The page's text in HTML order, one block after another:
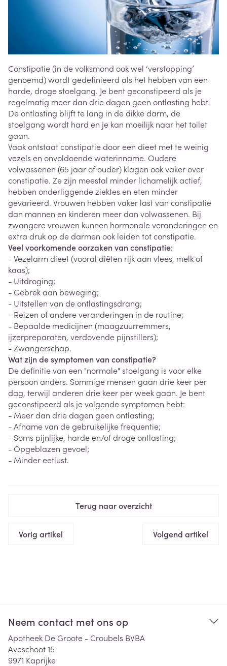
Constipatie (in de volksmond ook wel ‘verstopping’
genoemd) wordt gedefinieerd als het hebben van een
harde, droge stoelgang. Je bent geconstipeerd als je
regelmatig meer dan drie dagen geen ontlasting hebt.
De ontlasting blijft te lang in de dikke darm, de
stoelgang wordt hard en je kan moeilijk naar het toilet
gaan.
Vaak ontstaat constipatie door een dieet met te weinig
vezels en onvoldoende waterinname. Oudere
volwassenen (65 jaar of ouder) klagen ook vaker over
constipatie. Ze zijn meestal minder lichamelijk actief,
hebben onderliggende ziektes en eten minder
gevarieerd. Vrouwen hebben vaker last van constipatie
dan mannen en kinderen meer dan volwassenen. Bij
zwangere vrouwen kunnen hormonale veranderingen en
extra druk op de darmen ook leiden tot constipatie.
Veel voorkomende oorzaken van constipatie:
- Vezelarm dieet (vooral diëten rijk aan vlees, melk of
kaas);
- Uitdroging;
- Gebrek aan beweging;
- Uitstellen van de ontlastingsdrang;
- Reizen of andere veranderingen in de routine;
- Bepaalde medicijnen (maagzuurremmers,
ijzerpreparaten, verdovende pijnstillers);
- Zwangerschap.
Wat zijn de symptomen van constipatie?
De definitie van een "normale" stoelgang is voor elke
persoon anders. Sommige mensen gaan drie keer per
dag, terwijl anderen drie keer per week gaan. Je bent
geconstipeerd als je volgende symptomen hebt:
- Meer dan drie dagen geen ontlasting;
- Afname van de gebruikelijke frequentie;
- Soms pijnlijke, harde en/of droge ontlasting;
- Opgeblazen gevoel;
- Minder eetlust.
Terug naar overzicht
Vorig artikel Volgend artikel
Neem contact met ons op
Apotheek De Groote - Croubels BVBA
Aveschoot 15
9971 Kaprijke